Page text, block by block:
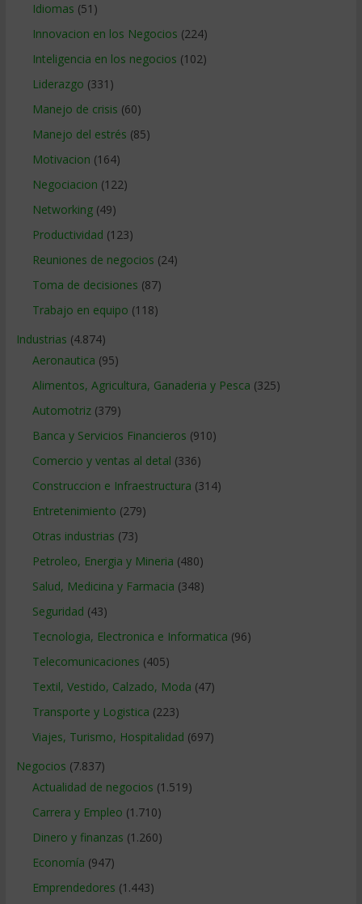
Idiomas (51)
Innovacion en los Negocios (224)
Inteligencia en los negocios (102)
Liderazgo (331)
Manejo de crisis (60)
Manejo del estrés (85)
Motivacion (164)
Negociacion (122)
Networking(49)
Productividad (123)
Reuniones de negocios (24)
Toma de decisiones (87)
Trabajo en equipo (118)
Industrias (4.874)
Aeronautica (95)
Alimentos, Agricultura, Ganaderia y Pesca (325)
Automotriz(379)
Banca y Servicios Financieros (910)
Comercio y ventas al detal (336)
Construccion e Infraestructura (314)
Entretenimiento (279)
Otras industrias (73)
Petroleo, Energia y Mineria (480)
Salud, Medicina y Farmacia (348)
Seguridad (43)
Tecnologia, Electronica e Informatica (96)
Telecomunicaciones (405)
Textil, Vestido, Calzado, Moda (47)
Transporte y Logistica (223)
Viajes, Turismo, Hospitalidad (697)
Negocios (7.837)
Actualidad de negocios (1.519)
Carrera y Empleo (1.710)
Dinero y finanzas (1.260)
Economía (947)
Emprendedores (1.443)